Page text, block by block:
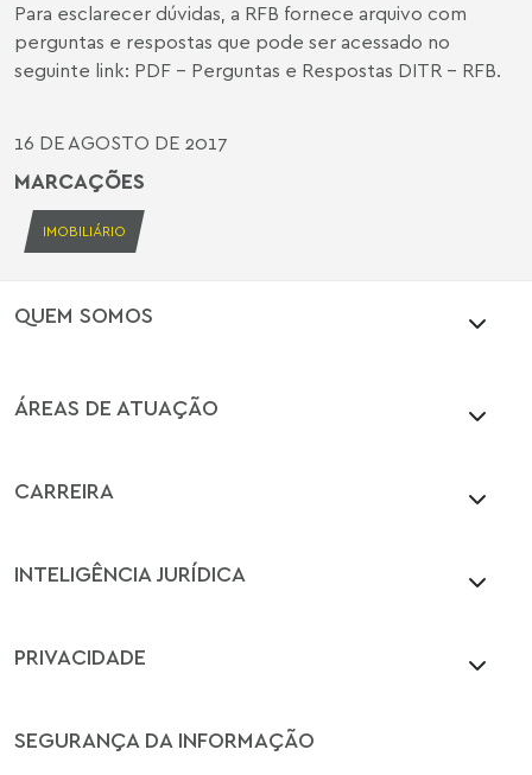
Para esclarecer dúvidas, a RFB fornece arquivo com
perguntas e respostas que pode ser acessado no
seguinte link: PDF – Perguntas e Respostas DITR - RFB.
16 DE AGOSTO DE 2017
IMOBILIÁRIO
MARCAÇÕES
QUEM SOMOS
ÁREAS DE ATUAÇÃO
CARREIRA
INTELIGÊNCIA JURÍDICA
PRIVACIDADE
SEGURANÇA DA INFORMAÇÃO